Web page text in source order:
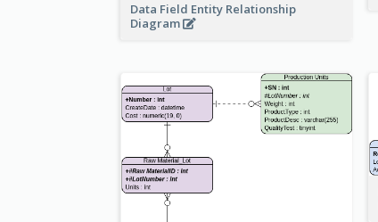
Data Field Entity Relationship
Diagram